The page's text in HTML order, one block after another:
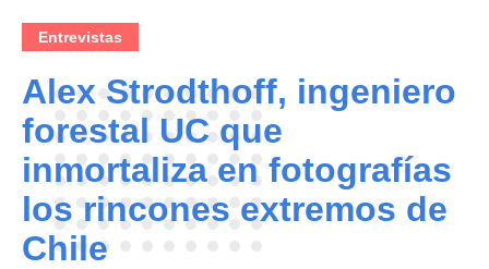
Entrevistas
Alex Strodthoff, ingeniero
forestal UC que
inmortaliza en fotografías
los rincones extremos de
Chile